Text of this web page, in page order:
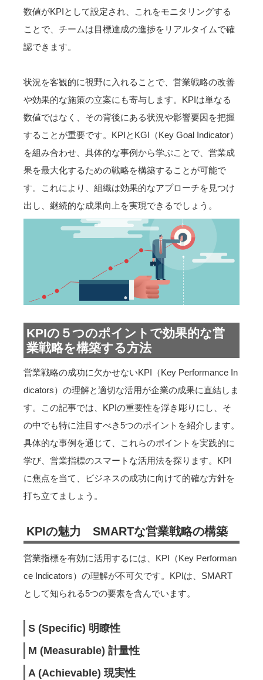
数値がKPIとして設定され、これをモニタリングする
ことで、チームは目標達成の進捗をリアルタイムで確
認できます。
状況を客観的に視野に入れることで、営業戦略の改善
や効果的な施策の立案にも寄与します。KPIは単なる
数値ではなく、その背後にある状況や影響要因を把握
することが重要です。KPIとKGI（Key Goal Indicator）
を組み合わせ、具体的な事例から学ぶことで、営業成
果を最大化するための戦略を構築することが可能で
す。これにより、組織は効果的なアプローチを見つけ
出し、継続的な成果向上を実現できるでしょう。
KPIの５つのポイントで効果的な営
業戦略を構築する方法
営業戦略の成功に欠かせないKPI（Key Performance In
dicators）の理解と適切な活用が企業の成果に直結しま
す。この記事では、KPIの重要性を浮き彫りにし、そ
の中でも特に注目すべき5つのポイントを紹介します。
具体的な事例を通じて、これらのポイントを実践的に
学び、営業指標のスマートな活用法を探ります。KPI
に焦点を当て、ビジネスの成功に向けて的確な方針を
打ち立てましょう。
KPIの魅力 SMARTな営業戦略の構築
営業指標を有効に活用するには、KPI（Key Performan
ce Indicators）の理解が不可欠です。KPIは、SMART
として知られる5つの要素を含んでいます。
S (Specific) 明瞭性
M (Measurable) 計量性
A (Achievable) 現実性